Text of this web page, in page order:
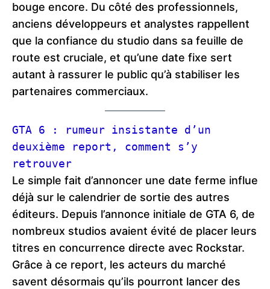
bouge encore. Du côté des professionnels,
anciens développeurs et analystes rappellent
que la confiance du studio dans sa feuille de
route est cruciale, et qu’une date fixe sert
autant à rassurer le public qu’à stabiliser les
partenaires commerciaux.
GTA 6 : rumeur insistante d’un
deuxième report, comment s’y
retrouver
Le simple fait d’annoncer une date ferme influe
déjà sur le calendrier de sortie des autres
éditeurs. Depuis l’annonce initiale de GTA 6, de
nombreux studios avaient évité de placer leurs
titres en concurrence directe avec Rockstar.
Grâce à ce report, les acteurs du marché
savent désormais qu’ils pourront lancer des